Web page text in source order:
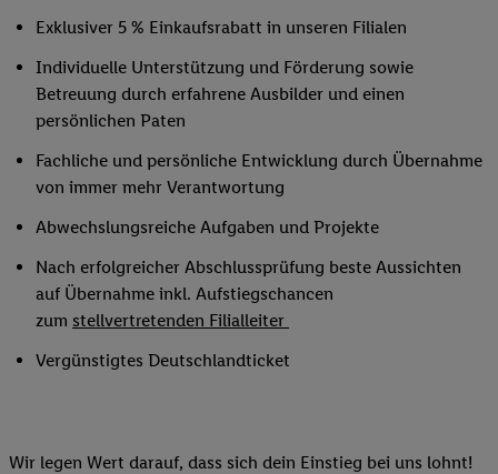
Exklusiver 5 % Einkaufsrabatt in unseren Filialen
Individuelle Unterstützung und Förderung sowie
Betreuung durch erfahrene Ausbilder und einen
persönlichen Paten
Fachliche und persönliche Entwicklung durch Übernahme
von immer mehr Verantwortung
Abwechslungsreiche Aufgaben und Projekte
Nach erfolgreicher Abschlussprüfung beste Aussichten
auf Übernahme inkl. Aufstiegschancen
zum stellvertretenden Filialleiter
Vergünstigtes Deutschlandticket
Wir legen Wert darauf, dass sich dein Einstieg bei uns lohnt!